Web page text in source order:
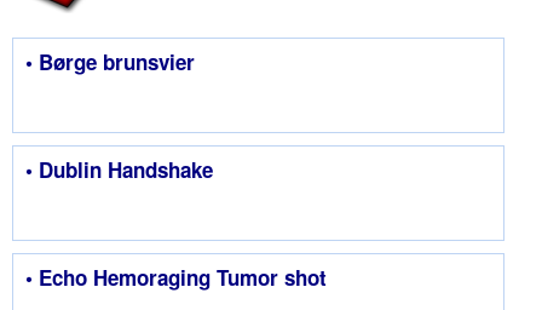
• Børge brunsvier
• Dublin Handshake
• Echo Hemoraging Tumor shot